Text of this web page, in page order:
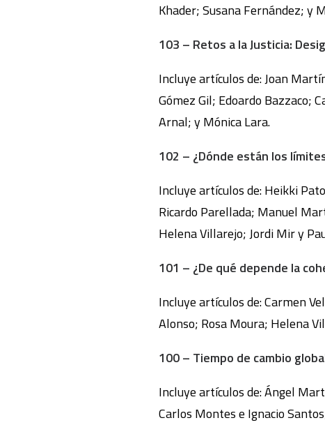
Khader; Susana Fernández; y
103 – Retos a la Justicia:
Incluye artículos de: Joan
Gómez Gil; Edoardo Bazzaco;
Arnal; y Mónica Lara.
102 – ¿Dónde están los
Incluye artículos de: Heikki
Ricardo Parellada; Manuel
Helena Villarejo; Jordi Mir y
101 – ¿De qué depende la
Incluye artículos de: Carmen
Alonso; Rosa Moura; Helena
100 – Tiempo de cambio
Incluye artículos de: Ángel
Carlos Montes e Ignacio